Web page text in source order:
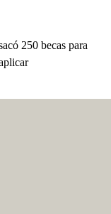
250 becas para